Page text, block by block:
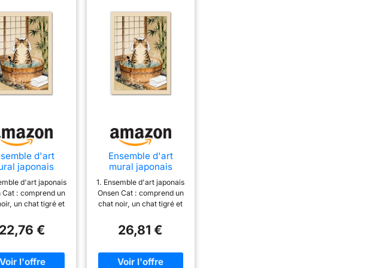
d'art
japonais
e Onsen avec
chat Ukiyo-e
impression
de bambou,
pour salle
40 x 60 cm,
sans cadre)
d'art japonais
Cat : comprend un
un chat tigré et
dans des
traditionnelles
e en bambou et
22,76 €
Ensemble d'art
mural japonais
Ukiyo-e Onsen –
Impressions sur toile
de bambou vintage
pour salle de bain et
70 cm, sans cadre)
1. Ensemble d'art japonais
Onsen Cat : comprend un
chat noir, un chat tigré et
relaxant dans des
baignoires traditionnelles
ukiyo-e en bambou et
26,81 €